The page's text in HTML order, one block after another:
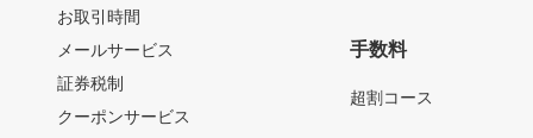
お取引時間
メールサービス
証券税制
クーポンサービス
手数料
超割コース